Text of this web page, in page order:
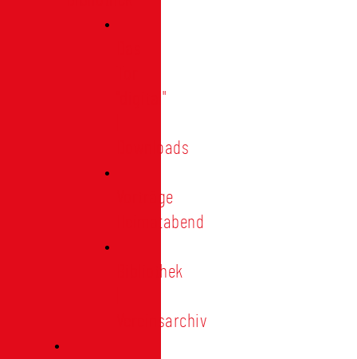
"digital"
Downloads
Vorträge
Heimatabend
Bibliothek
Vereinsarchiv